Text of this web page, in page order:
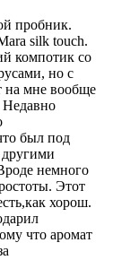
пробник.
silk touch.
компотик со
но с
на мне вообще
Недавно
был под
немного
Этот
хорош.
что аромат